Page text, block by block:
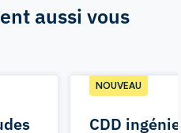
aussi vous
CDD
NOUVEAU